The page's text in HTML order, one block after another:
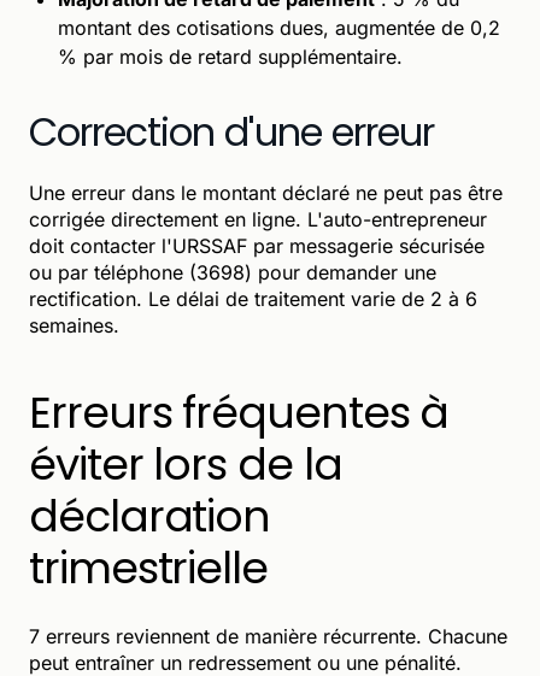
montant des cotisations dues, augmentée de 0,2
% par mois de retard supplémentaire.
Correction d'une erreur
Une erreur dans le montant déclaré ne peut pas être
corrigée directement en ligne. L'auto-entrepreneur
doit contacter l'URSSAF par messagerie sécurisée
ou par téléphone (3698) pour demander une
rectification. Le délai de traitement varie de 2 à 6
semaines.
Erreurs fréquentes à
éviter lors de la
déclaration
trimestrielle
7 erreurs reviennent de manière récurrente. Chacune
peut entraîner un redressement ou une pénalité.